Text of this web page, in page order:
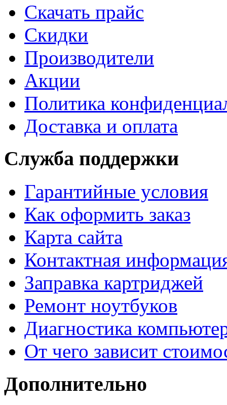
Cкачать прайс
Скидки
Производители
Акции
Политика
Доставка и оплата
Служба поддержки
Гарантийные условия
Как оформить заказ
Карта сайта
Контактная
Заправка картриджей
Ремонт ноутбуков
Диагностика
От чего зависит
Дополнительно